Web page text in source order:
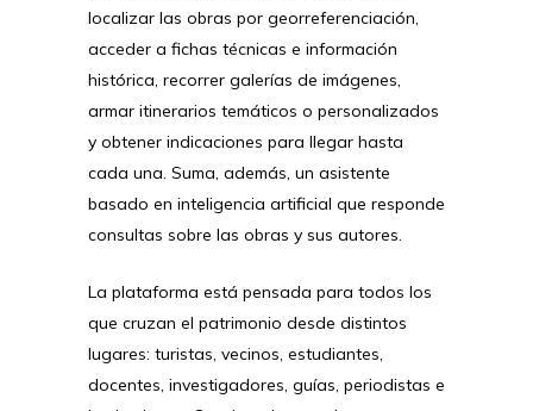
localizar las obras por georreferenciación,
acceder a fichas técnicas e información
histórica, recorrer galerías de imágenes,
armar itinerarios temáticos o personalizados
y obtener indicaciones para llegar hasta
cada una. Suma, además, un asistente
basado en inteligencia artificial que responde
consultas sobre las obras y sus autores.
La plataforma está pensada para todos los
que cruzan el patrimonio desde distintos
lugares: turistas, vecinos, estudiantes,
docentes, investigadores, guías, periodistas e